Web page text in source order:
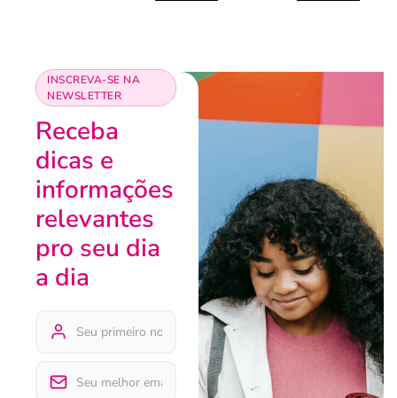
INSCREVA-SE NA
NEWSLETTER
Receba
dicas e
informações
relevantes
pro seu dia
a dia